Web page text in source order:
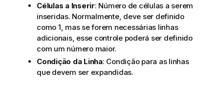
Células a Inserir: Número de células a serem
inseridas. Normalmente, deve ser definido
como 1, mas se forem necessárias linhas
adicionais, esse controle poderá ser definido
com um número maior.
Condição da Linha: Condição para as linhas
que devem ser expandidas.